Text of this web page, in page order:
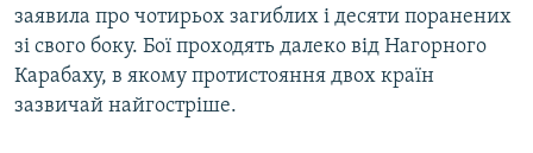
заявила про чотирьох загиблих і десяти поранених
зі свого боку. Бої проходять далеко від Нагорного
Карабаху, в якому протистояння двох країн
зазвичай найгостріше.